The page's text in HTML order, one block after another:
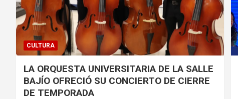
CULTURA
LA ORQUESTA UNIVERSITARIA DE LA SALLE
BAJÍO OFRECIÓ SU CONCIERTO DE CIERRE
DE TEMPORADA